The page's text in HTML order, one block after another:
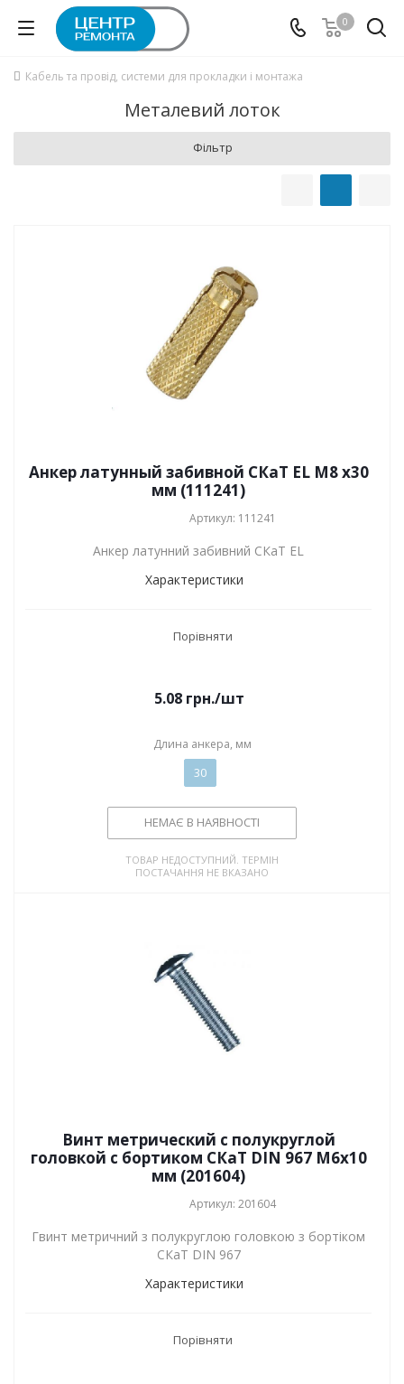
0
Кабель та провід, системи для прокладки і монтажа
Металевий лоток
Фільтр
Анкер латунный забивной СКаТ EL M8 x30
мм (111241)
Артикул: 111241
Анкер латунний забивний СКаТ EL
Характеристики
Порівняти
5.08грн./шт
Длина анкера, мм
30
НЕМАЄ В НАЯВНОСТІ
ТОВАР НЕДОСТУПНИЙ. ТЕРМІН
ПОСТАЧАННЯ НЕ ВКАЗАНО
Винт метрический с полукруглой
головкой с бортиком СКаТ DIN 967 M6х10
мм (201604)
Артикул: 201604
Гвинт метричний з полукруглою головкою з бортіком
СКаТ DIN 967
Характеристики
Порівняти